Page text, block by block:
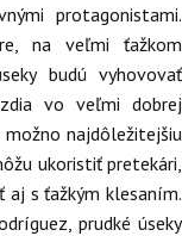
protagonistami.
na veľmi ťažkom
budú vyhovovať
vo veľmi dobrej
najdôležitejšiu
ukoristiť pretekári,
aj s ťažkým klesaním.
prudké úseky